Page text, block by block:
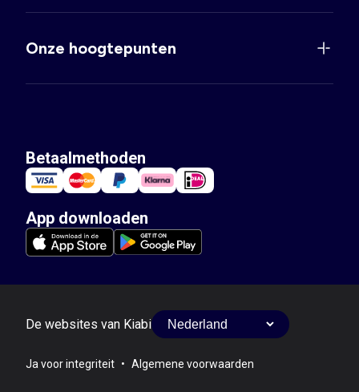
Onze hoogtepunten
Betaalmethoden
App downloaden
De websites van Kiabi
Ja voor integriteit • Algemene voorwaarden